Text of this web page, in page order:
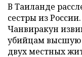
В Таиланде
сестры из
Чанвиракун
убийцам высшую
двух местных